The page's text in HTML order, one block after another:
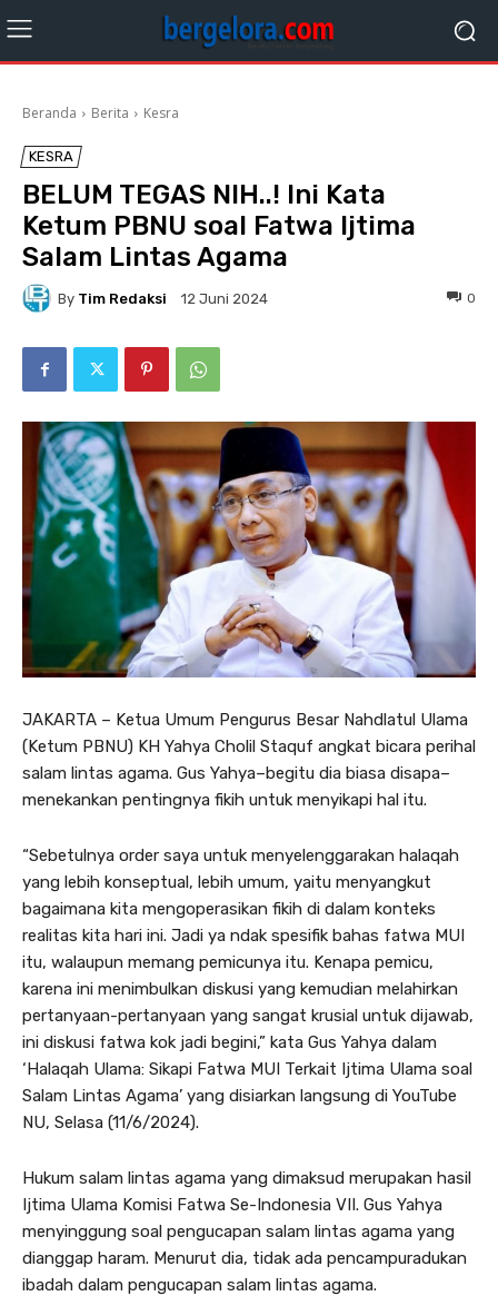
Beranda Berita Kesra
KESRA
BELUM TEGAS NIH..! Ini Kata
Ketum PBNU soal Fatwa Ijtima
Salam Lintas Agama
By Tim Redaksi 12 Juni 2024 0
JAKARTA – Ketua Umum Pengurus Besar Nahdlatul Ulama
(Ketum PBNU) KH Yahya Cholil Staquf angkat bicara perihal
salam lintas agama. Gus Yahya–begitu dia biasa disapa–
menekankan pentingnya fikih untuk menyikapi hal itu.
“Sebetulnya order saya untuk menyelenggarakan halaqah
yang lebih konseptual, lebih umum, yaitu menyangkut
bagaimana kita mengoperasikan fikih di dalam konteks
realitas kita hari ini. Jadi ya ndak spesifik bahas fatwa MUI
itu, walaupun memang pemicunya itu. Kenapa pemicu,
karena ini menimbulkan diskusi yang kemudian melahirkan
pertanyaan-pertanyaan yang sangat krusial untuk dijawab,
ini diskusi fatwa kok jadi begini,” kata Gus Yahya dalam
‘Halaqah Ulama: Sikapi Fatwa MUI Terkait Ijtima Ulama soal
Salam Lintas Agama’ yang disiarkan langsung di YouTube
NU, Selasa (11/6/2024).
Hukum salam lintas agama yang dimaksud merupakan hasil
Ijtima Ulama Komisi Fatwa Se-Indonesia VII. Gus Yahya
menyinggung soal pengucapan salam lintas agama yang
dianggap haram. Menurut dia, tidak ada pencampuradukan
ibadah dalam pengucapan salam lintas agama.